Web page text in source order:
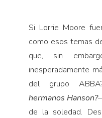
Vidas paralelas
Voces y lecturas
Si Lorrie Moore
como esos temas
que, sin
inesperadamente
del grupo
hermanos Hanson?
de la soledad.